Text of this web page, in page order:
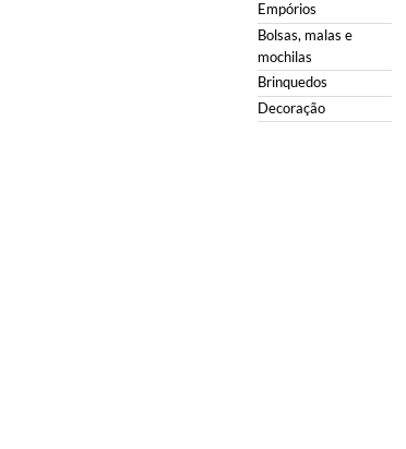
Empórios
Bolsas, malas e
mochilas
Brinquedos
Decoração